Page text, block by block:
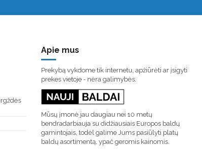
Apie mus
Prekybą vykdome tik internetu, apžiūrėti ar įsigyti
prekes vietoje - nėra galimybės.
Mūsų įmonė jau daugiau nei 10 metų
bendradarbiauja su didžiausiais Europos baldų
gamintojais, todėl galime Jums pasiūlyti platų
baldų asortimentą, ypač geromis kainomis.